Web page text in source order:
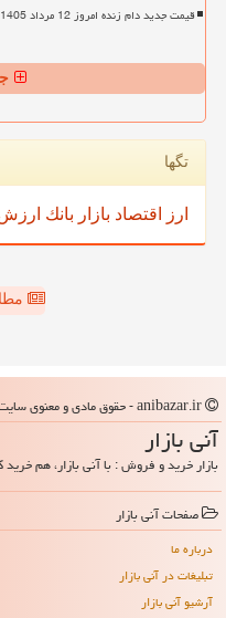
قیمت جدید دام زنده امروز 12 مرداد 1405
تگها
ارز اقتصاد بازار بانك
آنی بازار
بازار خرید و فروش : با آنی بازار، هم خرید
صفحات آنی بازار
درباره ما
تبلیغات در آنی بازار
آرشیو آنی بازار